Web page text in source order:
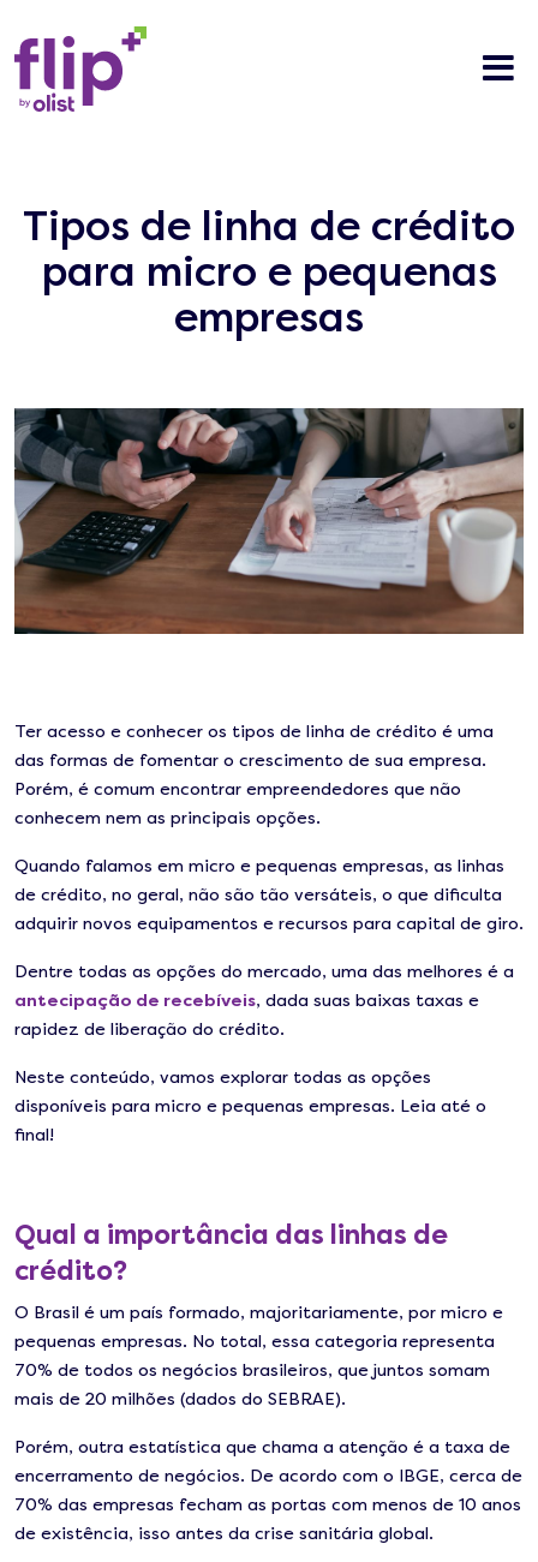
Tipos de linha de crédito
para micro e pequenas
empresas
Ter acesso e conhecer os tipos de linha de crédito é uma
das formas de fomentar o crescimento de sua empresa.
Porém, é comum encontrar empreendedores que não
conhecem nem as principais opções.
Quando falamos em micro e pequenas empresas, as linhas
de crédito, no geral, não são tão versáteis, o que dificulta
adquirir novos equipamentos e recursos para capital de giro.
Dentre todas as opções do mercado, uma das melhores é a
antecipação de recebíveis, dada suas baixas taxas e
rapidez de liberação do crédito.
Neste conteúdo, vamos explorar todas as opções
disponíveis para micro e pequenas empresas. Leia até o
final!
Qual a importância das linhas de
crédito?
O Brasil é um país formado, majoritariamente, por micro e
pequenas empresas. No total, essa categoria representa
70% de todos os negócios brasileiros, que juntos somam
mais de 20 milhões (dados do SEBRAE).
Porém, outra estatística que chama a atenção é a taxa de
encerramento de negócios. De acordo com o IBGE, cerca de
70% das empresas fecham as portas com menos de 10 anos
de existência, isso antes da crise sanitária global.